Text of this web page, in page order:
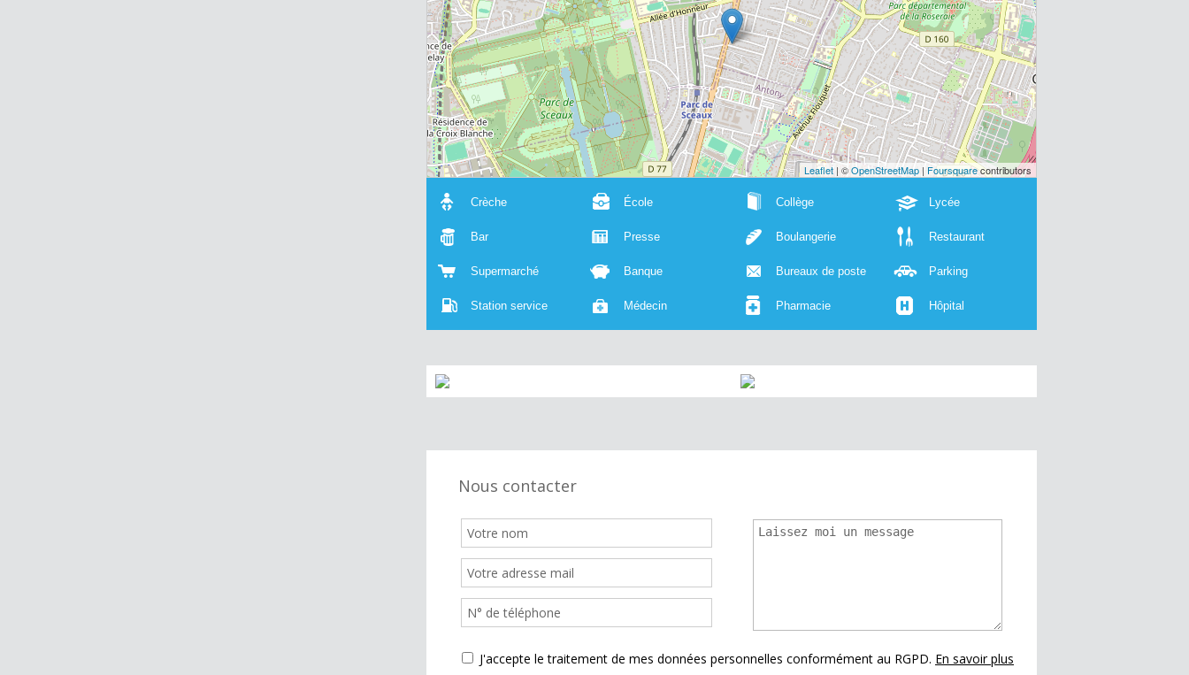
Leaflet| ©OpenStreetMap | Foursquarecontributors
Crèche École Collège Lycée
Bar Presse Boulangerie Restaurant
Supermarché Banque Bureaux de poste Parking
Station service Médecin Pharmacie Hôpital
Nous contacter
J'accepte le traitement de mes données personnelles conformément au RGPD. En savoir plus